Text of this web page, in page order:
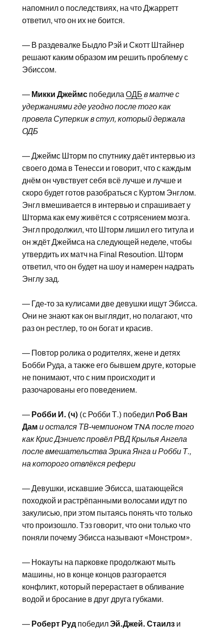
напомнил о последствиях, на что Джарретт
ответил, что он их не боится.
— В раздевалке Быдло Рэй и Скотт Штайнер
решают каким образом им решить проблему с
Эбиссом.
— Микки Джеймспобедила ОДБ в матче с
удержаниями где угодно после того как
провела Суперкик в стул, который держала
ОДБ
— Джеймс Шторм по спутнику даёт интервью из
своего дома в Тенесси и говорит, что с каждым
днём он чувствует себя всё лучше и лучше и
скоро будет готов разобраться с Куртом Энглом.
Энгл вмешивается в интервью и спрашивает у
Шторма как ему живётся с сотрясением мозга.
Энгл продолжил, что Шторм лишил его титула и
он ждёт Джеймса на следующей неделе, чтобы
утвердить их матч на Final Resoution. Шторм
ответил, что он будет на шоу и намерен надрать
Энглу зад.
— Где-то за кулисами две девушки ищут Эбисса.
Они не знают как он выглядит, но полагают, что
раз он рестлер, то он богат и красив.
— Повтор ролика о родителях, жене и детях
Бобби Руда, а также его бывшем друге, которые
не понимают, что с ним происходит и
разочарованы его поведением.
— Робби И. (ч) (с Робби Т.) победил Роб Ван
Дам и остался ТВ-чемпионом TNA после того
как Крис Дэниелс провёл РВД Крылья Ангела
после вмешательства Эрика Янга и Робби Т.,
на которого отвлёкся рефери
— Девушки, искавшие Эбисса, шатающейся
походкой и растрёпанными волосами идут по
закулисью, при этом пытаясь понять что только
что произошло. Тэз говорит, что они только что
поняли почему Эбисса называют «Монстром».
— Нокауты на парковке продолжают мыть
машины, но в конце концов разгорается
конфликт, который перерастает в обливание
водой и бросание в друг друга губками.
— Роберт РудпобедилЭй.Джей. Стаилзи